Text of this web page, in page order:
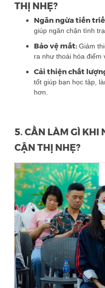
THỊ NHẸ?
Ngăn ngừa tiến
giúp ngăn chặn tình
Bảo vệ mắt: Giảm
ra như thoái hóa
Cải thiện chất
tốt giúp bạn học tập,
hơn.
5. CẦN LÀM GÌ KHI
CẬN THỊ NHẸ?